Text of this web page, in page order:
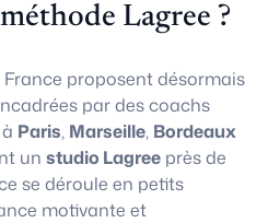
Lagree ?
proposent désormais
par des coachs
Paris, Marseille, Bordeaux
un studio Lagree près de
se déroule en petits
motivante et